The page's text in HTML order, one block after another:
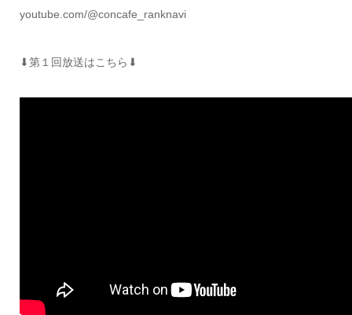
youtube.com/@concafe_ranknavi
⬇第１回放送はこちら⬇